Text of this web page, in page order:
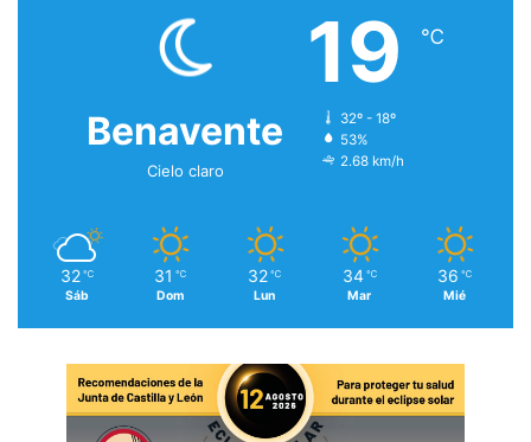
Benavente
Cielo claro
19 ℃
32º - 18º
53%
2.68 km/h
32 ℃
Sáb
31 ℃
Dom
32 ℃
Lun
34 ℃
Mar
36 ℃
Mié